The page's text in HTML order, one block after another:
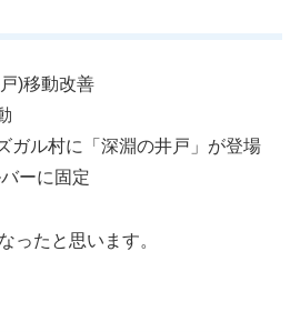
)移動改善
ガル村に「深淵の井戸」が登場
ーに固定
ったと思います。